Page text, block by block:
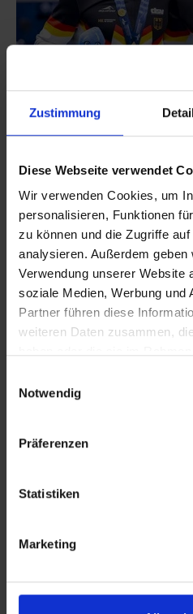
Zustimmung
Diese Webseite verwendet
Wir verwenden Cookies, um
personalisieren, Funktionen
zu können und die Zugriffe
analysieren. Außerdem
Verwendung unserer Website
soziale Medien, Werbung und
Partner führen diese
weiteren Daten zusammen,
Notwendig
Präferenzen
Statistiken
Marketing
MASSENBERG UND
PARIS
04.08.2026| Leistungssport
Großer Erfolg für Sachsen-
Lou Massenberg und
Halle haben bei den
Paris…